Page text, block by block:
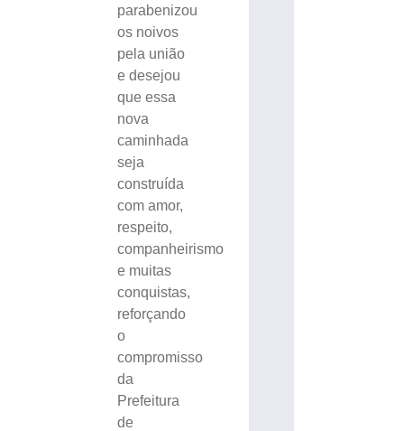
parabenizou
os noivos
pela união
e desejou
que essa
nova
caminhada
seja
construída
com amor,
respeito,
companheirismo
e muitas
conquistas,
reforçando
o
compromisso
da
Prefeitura
de